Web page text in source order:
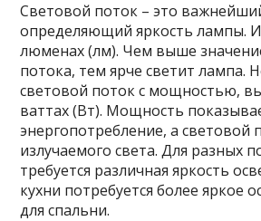
Световой поток – это
определяющий яркость лампы.
люменах (лм). Чем выше
потока, тем ярче светит лампа.
световой поток с мощностью,
ваттах (Вт). Мощность
энергопотребление, а световой
излучаемого света. Для разных
требуется различная яркость
кухни потребуется более яркое
для спальни.